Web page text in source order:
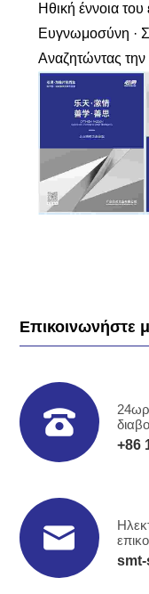
Ηθική έννοια του
Ευγνωμοσύνη ·
Αναζητώντας την
Επικοινωνήστε
+86